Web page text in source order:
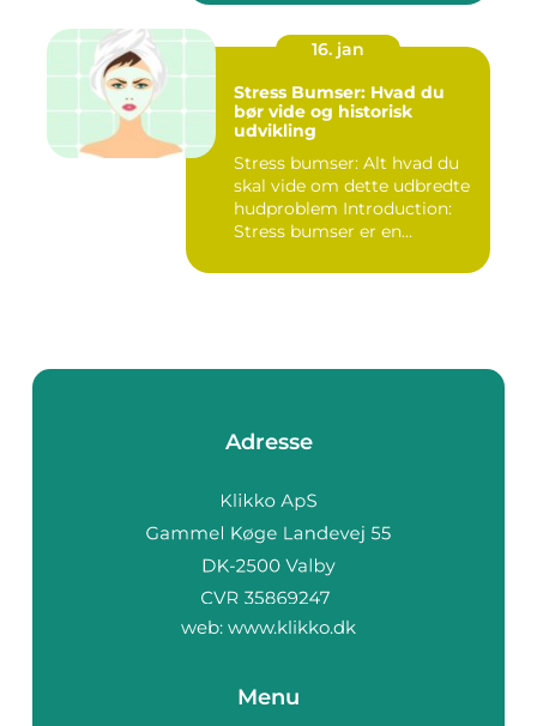
16. jan
Stress Bumser: Hvad du
bør vide og historisk
udvikling
Stress bumser: Alt hvad du
skal vide om dette udbredte
hudproblem Introduction:
Stress bumser er en...
Adresse
web: www.klikko.dk
Menu